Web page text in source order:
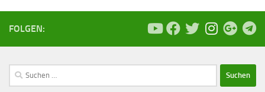
FOLGEN:
Suchen
nach: